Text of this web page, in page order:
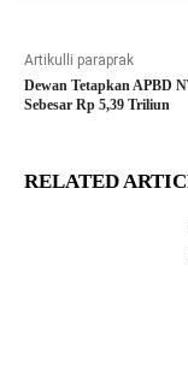
Artikulli paraprak
Dewan Tetapkan APBD
Sebesar Rp 5,39 Triliun
RELATED